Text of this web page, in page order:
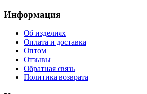
Информация
Об изделиях
Оплата и доставка
Оптом
Отзывы
Обратная связь
Политика возврата